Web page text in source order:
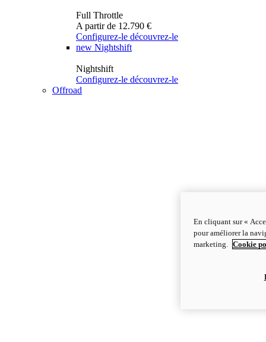
Full Throttle
A partir de 12.790 €
Configurez-le découvrez-le
new Nightshift
Nightshift
Configurez-le découvrez-le
Offroad
En cliquant sur «
pour améliorer la
marketing.
Cookie